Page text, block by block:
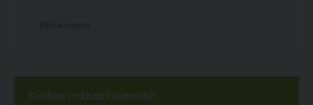
Tuiskun rakkaat lemmikit